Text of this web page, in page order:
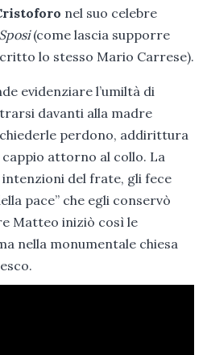
nel suo celebre
(come lascia supporre
lo stesso Mario Carrese).
evidenziare l’umiltà di
davanti alla madre
chiederle perdono, addirittura
cappio attorno al collo. La
del frate, gli fece
pace” che egli conservò
Matteo iniziò così le
nella monumentale chiesa